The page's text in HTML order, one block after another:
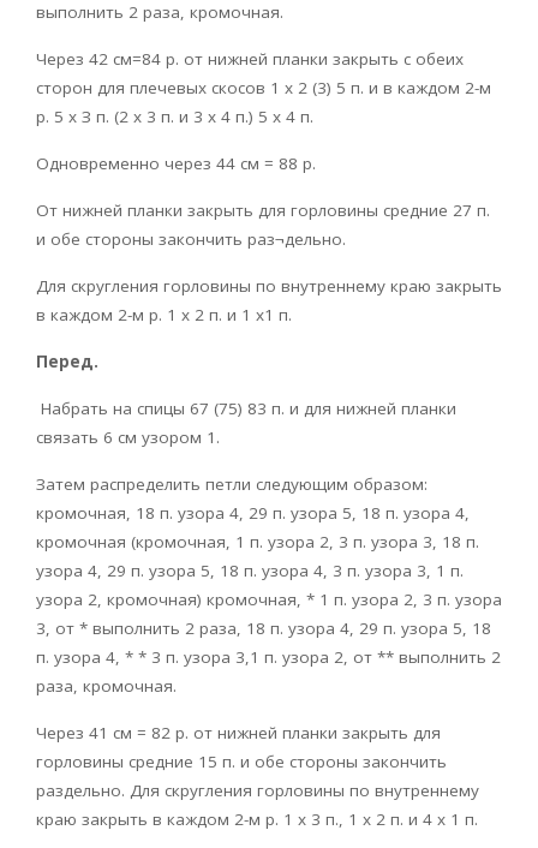
выполнить 2 раза, кромочная.
Через 42 см=84 р. от нижней планки закрыть с обеих
сторон для плечевых скосов 1 х 2 (3) 5 п. и в каждом 2-м
р. 5 х З п. (2 х 3 п. и 3 х 4 п.) 5 х 4 п.
Одновременно через 44 см = 88 р.
От нижней планки закрыть для горловины средние 27 п.
и обе стороны закончить раз¬дельно.
Для скругления горловины по внутреннему краю закрыть
в каждом 2-м р. 1 х 2 п. и 1 х1 п.
Перед.
Набрать на спицы 67 (75) 83 п. и для нижней планки
связать 6 см узором 1.
Затем распределить петли следующим образом:
кромочная, 18 п. узора 4, 29 п. узора 5, 18 п. узора 4,
кромочная (кромочная, 1 п. узора 2, 3 п. узора 3, 18 п.
узора 4, 29 п. узора 5, 18 п. узора 4, 3 п. узора 3, 1 п.
узора 2, кромочная) кромочная, * 1 п. узора 2, 3 п. узора
3, от * выполнить 2 раза, 18 п. узора 4, 29 п. узора 5, 18
п. узора 4, * * 3 п. узора 3,1 п. узора 2, от ** выполнить 2
раза, кромочная.
Через 41 см = 82 р. от нижней планки закрыть для
горловины средние 15 п. и обе стороны закончить
раздельно. Для скругления горловины по внутреннему
краю закрыть в каждом 2-м р. 1 х 3 п., 1 х 2 п. и 4 х 1 п.